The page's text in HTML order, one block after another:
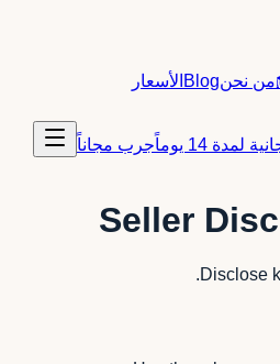
من نحنBlog الأسعار
لمدة 14 يوماً
جرب مجاناً
Seller
Disclose